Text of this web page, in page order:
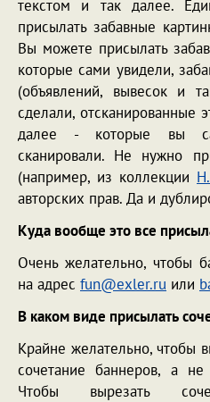
текстом и так далее.
присылать забавные
Вы можете присылать
которые сами увидели,
(объявлений, вывесок и
сделали, отсканированные
далее - которые вы
сканировали. Не нужно
(например, из коллекции
авторских прав. Да и
Куда вообще это все
Очень желательно, чтобы
на адрес fun@exler.ru или
В каком виде присылать
Крайне желательно, чтобы
сочетание баннеров, а
Чтобы вырезать